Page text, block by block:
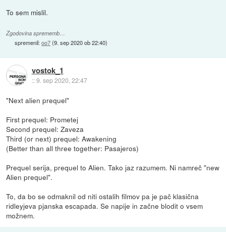
To sem mislil.
Zgodovina sprememb…
spremenil:oo7(9. sep 2020 ob 22:40)
vostok_1
::9. sep 2020, 22:47
"Next alien prequel"
First prequel: Prometej
Second prequel: Zaveza
Third (or next) prequel: Awakening
(Better than all three together: Pasajeros)
Prequel serija, prequel to Alien. Tako jaz razumem. Ni namreč "new
Alien prequel".
To, da bo se odmaknil od niti ostalih filmov pa je pač klasična
ridleyjeva pjanska escapada. Se napije in začne blodit o vsem
možnem.